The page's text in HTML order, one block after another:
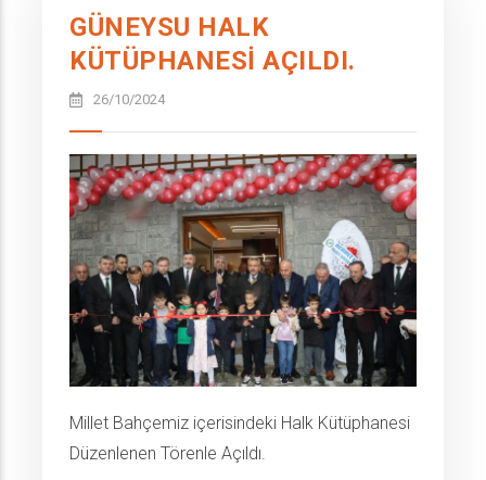
GÜNEYSU HALK
KÜTÜPHANESİ AÇILDI.
26/10/2024
Millet Bahçemiz içerisindeki Halk Kütüphanesi
Düzenlenen Törenle Açıldı.